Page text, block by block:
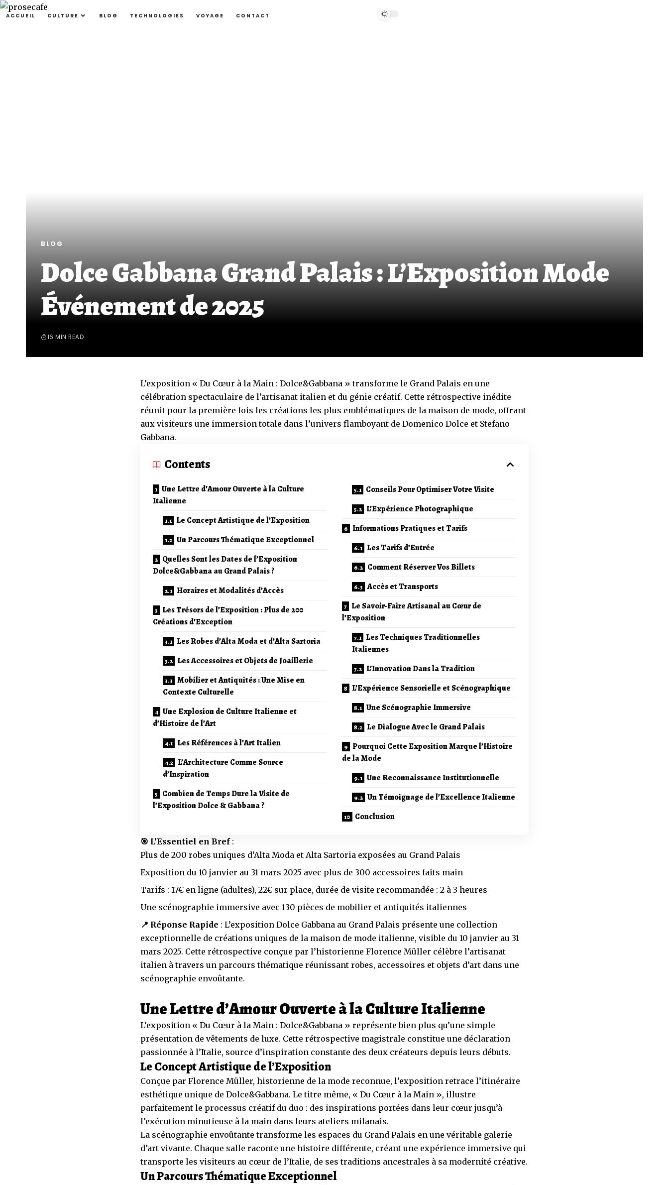
ACCUEIL CULTURE BLOG TECHNOLOGIES VOYAGE CONTACT
BLOG
Dolce Gabbana Grand Palais : L’Exposition Mode
Événement de 2025
16 MIN READ
L’exposition « Du Cœur à la Main : Dolce&Gabbana » transforme le Grand Palais en une
célébration spectaculaire de l’artisanat italien et du génie créatif. Cette rétrospective inédite
réunit pour la première fois les créations les plus emblématiques de la maison de mode, offrant
aux visiteurs une immersion totale dans l’univers flamboyant de Domenico Dolce et Stefano
Gabbana.
Contents
Une Lettre d’Amour Ouverte à la Culture
Italienne
Le Concept Artistique de l’Exposition
Un Parcours Thématique Exceptionnel
Quelles Sont les Dates de l’Exposition
Dolce&Gabbana au Grand Palais ?
Horaires et Modalités d’Accès
Les Trésors de l’Exposition : Plus de 200
Créations d’Exception
Les Robes d’Alta Moda et d’Alta Sartoria
Les Accessoires et Objets de Joaillerie
Mobilier et Antiquités : Une Mise en
Contexte Culturelle
Une Explosion de Culture Italienne et
d’Histoire de l’Art
Les Références à l’Art Italien
L’Architecture Comme Source
d’Inspiration
Combien de Temps Dure la Visite de
l’Exposition Dolce & Gabbana ?
Conseils Pour Optimiser Votre Visite
L’Expérience Photographique
Informations Pratiques et Tarifs
Les Tarifs d’Entrée
Comment Réserver Vos Billets
Accès et Transports
Le Savoir-Faire Artisanal au Cœur de
l’Exposition
Les Techniques Traditionnelles
Italiennes
L’Innovation Dans la Tradition
L’Expérience Sensorielle et Scénographique
Une Scénographie Immersive
Le Dialogue Avec le Grand Palais
Pourquoi Cette Exposition Marque l’Histoire
de la Mode
Une Reconnaissance Institutionnelle
Un Témoignage de l’Excellence Italienne
Conclusion
🎯 L’Essentiel en Bref:
Plus de 200 robes uniques d’Alta Moda et Alta Sartoria exposées au Grand Palais
Exposition du 10 janvier au 31 mars 2025 avec plus de 300 accessoires faits main
Tarifs : 17€ en ligne (adultes), 22€ sur place, durée de visite recommandée : 2 à 3 heures
Une scénographie immersive avec 130 pièces de mobilier et antiquités italiennes
📍 Réponse Rapide : L’exposition Dolce Gabbana au Grand Palais présente une collection
exceptionnelle de créations uniques de la maison de mode italienne, visible du 10 janvier au 31
mars 2025. Cette rétrospective conçue par l’historienne Florence Müller célèbre l’artisanat
italien à travers un parcours thématique réunissant robes, accessoires et objets d’art dans une
scénographie envoûtante.
Une Lettre d’Amour Ouverte à la Culture Italienne
L’exposition « Du Cœur à la Main : Dolce&Gabbana » représente bien plus qu’une simple
présentation de vêtements de luxe. Cette rétrospective magistrale constitue une déclaration
passionnée à l’Italie, source d’inspiration constante des deux créateurs depuis leurs débuts.
Le Concept Artistique de l’Exposition
Conçue par Florence Müller, historienne de la mode reconnue, l’exposition retrace l’itinéraire
esthétique unique de Dolce&Gabbana. Le titre même, « Du Cœur à la Main », illustre
parfaitement le processus créatif du duo : des inspirations portées dans leur cœur jusqu’à
l’exécution minutieuse à la main dans leurs ateliers milanais.
La scénographie envoûtante transforme les espaces du Grand Palais en une véritable galerie
d’art vivante. Chaque salle raconte une histoire différente, créant une expérience immersive qui
transporte les visiteurs au cœur de l’Italie, de ses traditions ancestrales à sa modernité créative.
Un Parcours Thématique Exceptionnel